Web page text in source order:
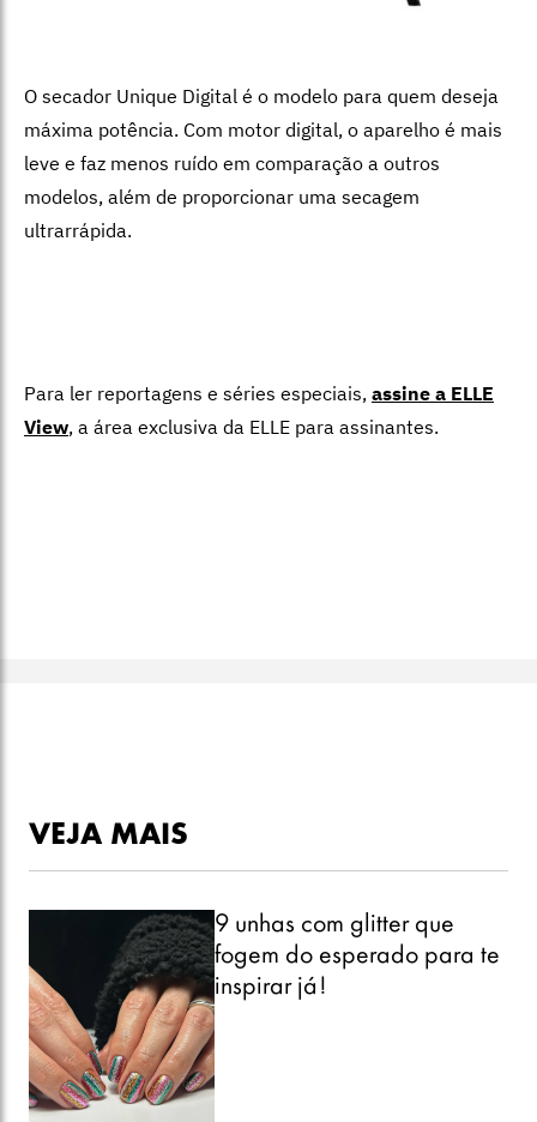
O secador Unique Digital é o modelo para quem deseja
máxima potência. Com motor digital, o aparelho é mais
leve e faz menos ruído em comparação a outros
modelos, além de proporcionar uma secagem
ultrarrápida.
Para ler reportagens e séries especiais, assine a ELLE
View, a área exclusiva da ELLE para assinantes.
VEJA MAIS
9 unhas com glitter que
fogem do esperado para te
inspirar já!